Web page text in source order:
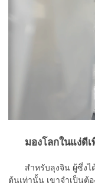
มองโลกในแง่ดี
สำหรับลุงจิน ผู้ซึ่งได้รั
ต้นเท่านั้น เขาจำเป็นต้